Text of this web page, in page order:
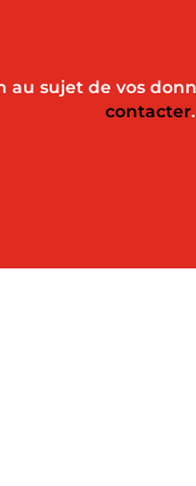
sujet de vos
contacter.